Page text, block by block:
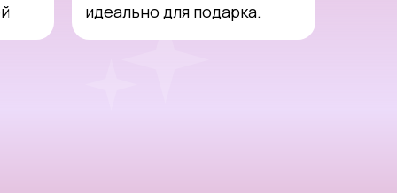
идеально для подарка.